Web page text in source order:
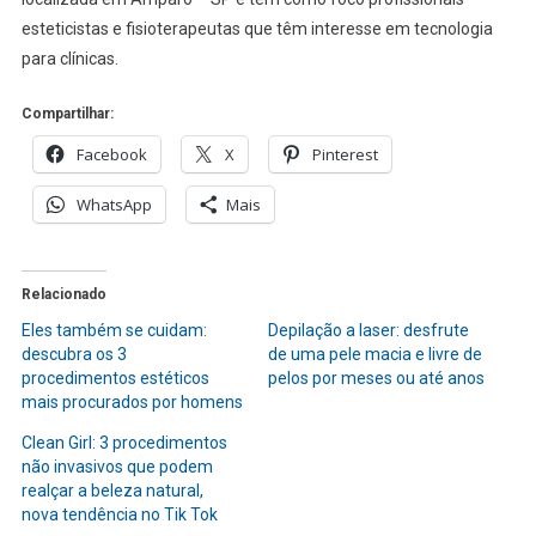
esteticistas e fisioterapeutas que têm interesse em tecnologia
para clínicas.
Compartilhar:
Facebook X Pinterest
WhatsApp Mais
Relacionado
Eles também se cuidam:
descubra os 3
procedimentos estéticos
mais procurados por homens
Depilação a laser: desfrute
de uma pele macia e livre de
pelos por meses ou até anos
Clean Girl: 3 procedimentos
não invasivos que podem
realçar a beleza natural,
nova tendência no Tik Tok